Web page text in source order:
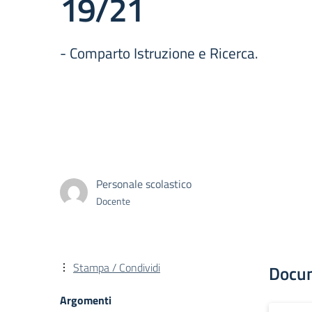
- Comparto Istruzione e Ricerca.
Personale scolastico
Docente
Stampa / Condividi
Argomenti